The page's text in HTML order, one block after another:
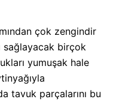
çok zengindir
sağlayacak birçok
yumuşak hale
tavuk parçalarını bu